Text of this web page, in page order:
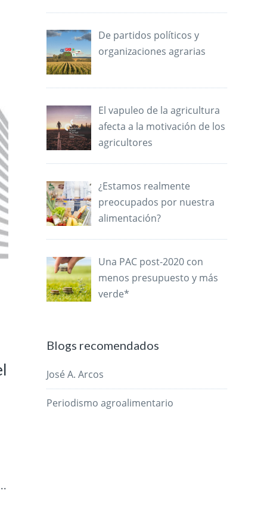
De partidos políticos y
organizaciones agrarias
El vapuleo de la agricultura
afecta a la motivación de los
agricultores
¿Estamos realmente
preocupados por nuestra
alimentación?
Una PAC post-2020 con
menos presupuesto y más
verde*
Blogs recomendados
José A. Arcos
Periodismo agroalimentario